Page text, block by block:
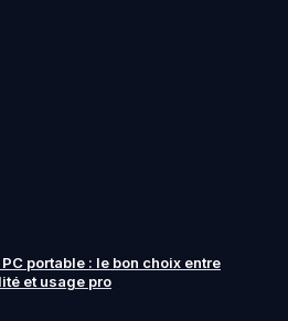
portable : le bon choix entre
et usage pro